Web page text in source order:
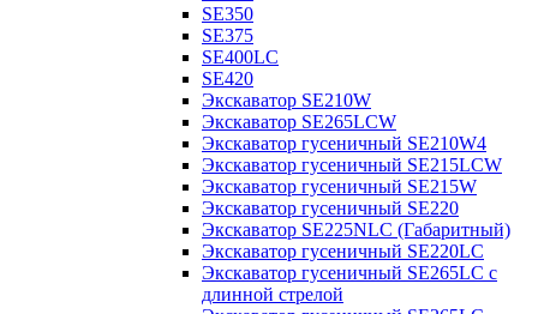
SE350
SE375
SE400LC
SE420
Экскаватор SE210W
Экскаватор SE265LCW
Экскаватор гусеничный SE210W4
Экскаватор гусеничный SE215LCW
Экскаватор гусеничный SE215W
Экскаватор гусеничный SE220
Экскаватор SE225NLC (Габаритный)
Экскаватор гусеничный SE220LC
Экскаватор гусеничный SE265LC с
длинной стрелой